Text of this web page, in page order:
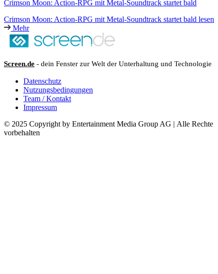
Crimson Moon: Action-RPG mit Metal-Soundtrack startet bald
Crimson Moon: Action-RPG mit Metal-Soundtrack startet bald lesen
Mehr
Screen.de - dein Fenster zur Welt der Unterhaltung und Technologie
Datenschutz
Nutzungsbedingungen
Team / Kontakt
Impressum
© 2025 Copyright by Entertainment Media Group AG | Alle Rechte
vorbehalten